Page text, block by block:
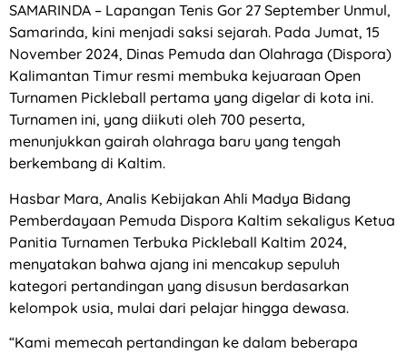
SAMARINDA – Lapangan Tenis Gor 27 September Unmul,
Samarinda, kini menjadi saksi sejarah. Pada Jumat, 15
November 2024, Dinas Pemuda dan Olahraga (Dispora)
Kalimantan Timur resmi membuka kejuaraan Open
Turnamen Pickleball pertama yang digelar di kota ini.
Turnamen ini, yang diikuti oleh 700 peserta,
menunjukkan gairah olahraga baru yang tengah
berkembang di Kaltim.
Hasbar Mara, Analis Kebijakan Ahli Madya Bidang
Pemberdayaan Pemuda Dispora Kaltim sekaligus Ketua
Panitia Turnamen Terbuka Pickleball Kaltim 2024,
menyatakan bahwa ajang ini mencakup sepuluh
kategori pertandingan yang disusun berdasarkan
kelompok usia, mulai dari pelajar hingga dewasa.
“Kami memecah pertandingan ke dalam beberapa